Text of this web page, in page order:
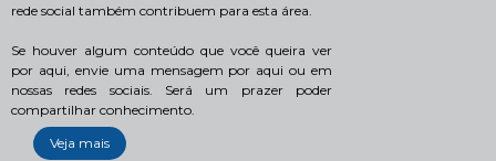
rede social também contribuem para esta área.
Se houver algum conteúdo que você queira ver
por aqui, envie uma mensagem por aqui ou em
nossas redes sociais. Será um prazer poder
compartilhar conhecimento.
Veja mais